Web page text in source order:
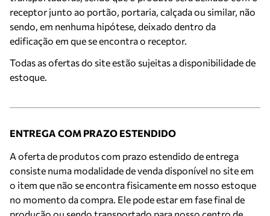
receptor junto ao portão, portaria, calçada ou similar, não
sendo, em nenhuma hipótese, deixado dentro da
edificação em que se encontra o receptor.
Todas as ofertas do site estão sujeitas a disponibilidade de
estoque.
ENTREGA COM PRAZO ESTENDIDO
A oferta de produtos com prazo estendido de entrega
consiste numa modalidade de venda disponível no site em
o item que não se encontra fisicamente em nosso estoque
no momento da compra. Ele pode estar em fase final de